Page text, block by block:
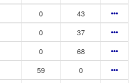
0
43
0
37
0
68
59
0